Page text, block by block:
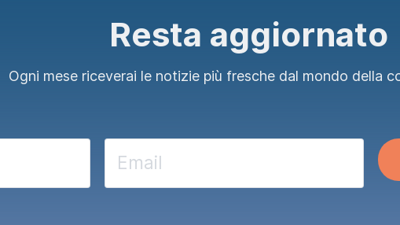
Resta aggiornato
Ogni mese riceverai le notizie più fresche dal mondo della